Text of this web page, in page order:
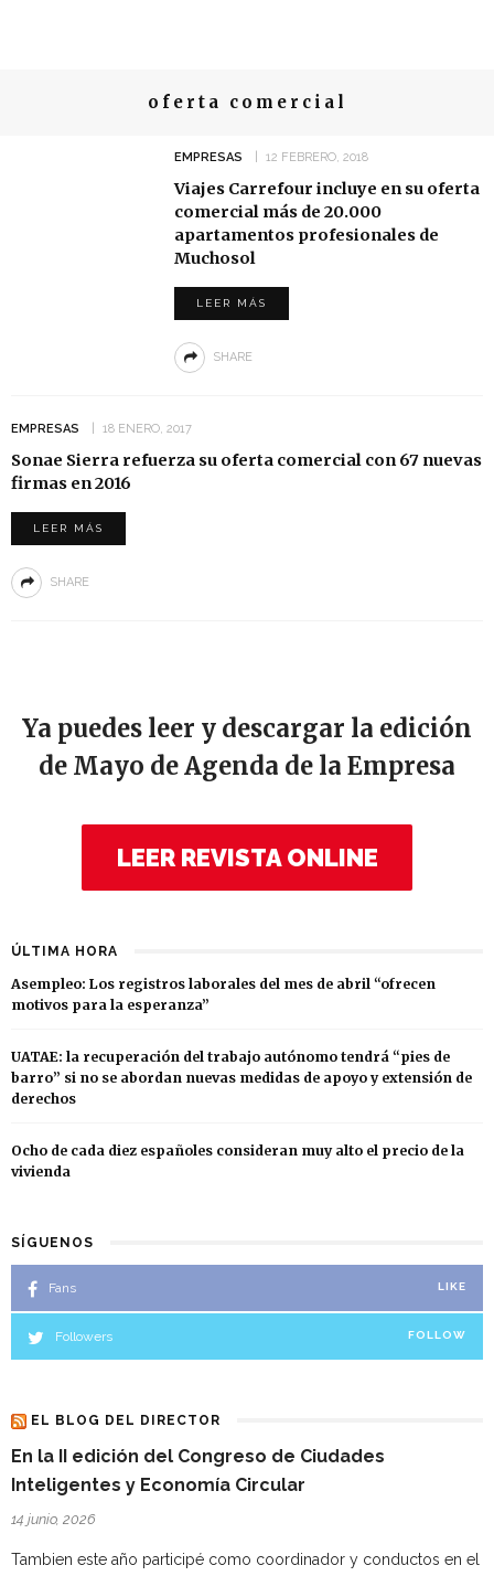
oferta comercial
EMPRESAS 12 FEBRERO, 2018
Viajes Carrefour incluye en su oferta
comercial más de 20.000
apartamentos profesionales de
Muchosol
LEER MÁS
SHARE
EMPRESAS 18 ENERO, 2017
Sonae Sierra refuerza su oferta comercial con 67 nuevas
firmas en 2016
LEER MÁS
SHARE
Ya puedes leer y descargar la edición
de Mayo de Agenda de la Empresa
LEER REVISTA ONLINE
ÚLTIMA HORA
Asempleo: Los registros laborales del mes de abril “ofrecen
motivos para la esperanza”
UATAE: la recuperación del trabajo autónomo tendrá “pies de
barro” si no se abordan nuevas medidas de apoyo y extensión de
derechos
Ocho de cada diez españoles consideran muy alto el precio de la
vivienda
SÍGUENOS
Fans LIKE
Followers FOLLOW
EL BLOG DEL DIRECTOR
En la II edición del Congreso de Ciudades
Inteligentes y Economía Circular
14 junio, 2026
Tambien este año participé como coordinador y conductos en el